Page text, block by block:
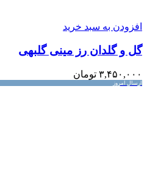
افزودن به سبد خرید
گل و گلدان رز مینی گلبهی
۳,۴۵۰,۰۰۰ تومان
ارسال امروز